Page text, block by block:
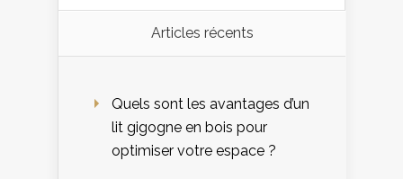
Articles récents
Quels sont les avantages d’un
lit gigogne en bois pour
optimiser votre espace ?